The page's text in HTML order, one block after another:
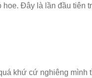
hoe. Đây là lần đầu tiên
khứ cứ nghiêng mình